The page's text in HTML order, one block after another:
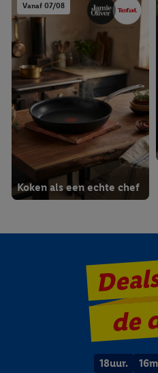
Vanaf 07/08
Koken als een echte chef
de
18uur. 16